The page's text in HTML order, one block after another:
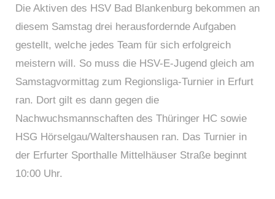
Die Aktiven des HSV Bad Blankenburg bekommen an
diesem Samstag drei herausfordernde Aufgaben
gestellt, welche jedes Team für sich erfolgreich
meistern will. So muss die HSV-E-Jugend gleich am
Samstagvormittag zum Regionsliga-Turnier in Erfurt
ran. Dort gilt es dann gegen die
Nachwuchsmannschaften des Thüringer HC sowie
HSG Hörselgau/Waltershausen ran. Das Turnier in
der Erfurter Sporthalle Mittelhäuser Straße beginnt
10:00 Uhr.